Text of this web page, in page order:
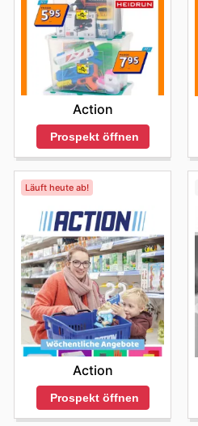
Action
Prospekt öffnen
Läuft heute ab!
Action
Prospekt öffnen